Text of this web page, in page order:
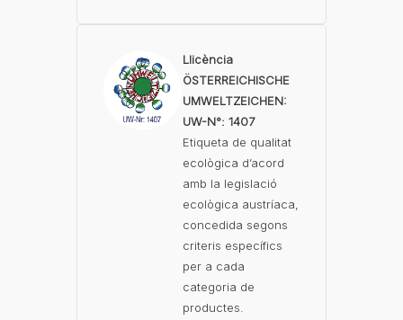
Llicència
ÖSTERREICHISCHE
UMWELTZEICHEN:
UW-N°: 1407
Etiqueta de qualitat
ecològica d’acord
amb la legislació
ecològica austríaca,
concedida segons
criteris específics
per a cada
categoria de
productes.